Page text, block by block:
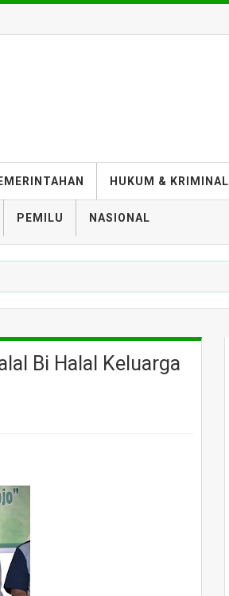
HUKUM & KRIMINAL
PEMILU NASIONAL
Bi Halal Keluarga